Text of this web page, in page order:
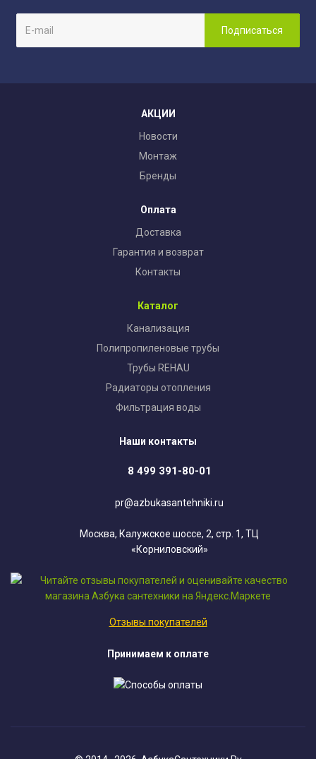
АКЦИИ
Новости
Монтаж
Бренды
Оплата
Доставка
Гарантия и возврат
Контакты
Каталог
Канализация
Полипропиленовые трубы
Трубы REHAU
Радиаторы отопления
Фильтрация воды
Наши контакты
8 499 391-80-01
pr@azbukasantehniki.ru
Москва, Калужское шоссе, 2, стр. 1, ТЦ
«Корниловский»
Отзывы покупателей
Принимаем к оплате